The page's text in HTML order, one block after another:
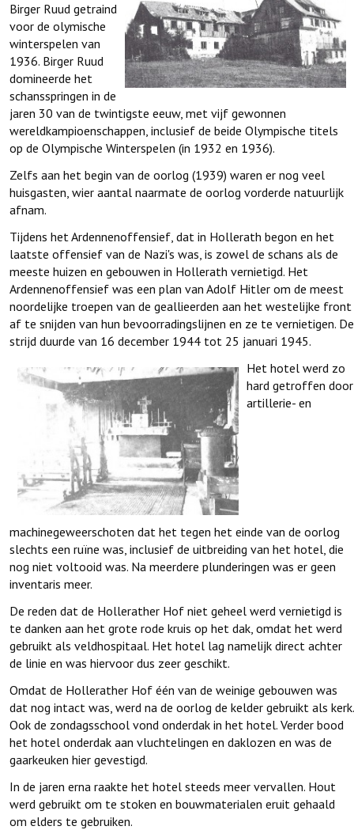
Birger Ruud getraind
voor de olymische
winterspelen van
1936. Birger Ruud
domineerde het
schansspringen in de
jaren 30 van de twintigste eeuw, met vijf gewonnen
wereldkampioenschappen, inclusief de beide Olympische titels
op de Olympische Winterspelen (in 1932 en 1936).
Zelfs aan het begin van de oorlog (1939) waren er nog veel
huisgasten, wier aantal naarmate de oorlog vorderde natuurlijk
afnam.
Tijdens het Ardennenoffensief, dat in Hollerath begon en het
laatste offensief van de Nazi's was, is zowel de schans als de
meeste huizen en gebouwen in Hollerath vernietigd. Het
Ardennenoffensief was een plan van Adolf Hitler om de meest
noordelijke troepen van de geallieerden aan het westelijke front
af te snijden van hun bevoorradingslijnen en ze te vernietigen. De
strijd duurde van 16 december 1944 tot 25 januari 1945.
Het hotel werd zo
hard getroffen door
artillerie- en
machinegeweerschoten dat het tegen het einde van de oorlog
slechts een ruïne was, inclusief de uitbreiding van het hotel, die
nog niet voltooid was. Na meerdere plunderingen was er geen
inventaris meer.
De reden dat de Hollerather Hof niet geheel werd vernietigd is
te danken aan het grote rode kruis op het dak, omdat het werd
gebruikt als veldhospitaal. Het hotel lag namelijk direct achter
de linie en was hiervoor dus zeer geschikt.
Omdat de Hollerather Hof één van de weinige gebouwen was
dat nog intact was, werd na de oorlog de kelder gebruikt als kerk.
Ook de zondagsschool vond onderdak in het hotel. Verder bood
het hotel onderdak aan vluchtelingen en daklozen en was de
gaarkeuken hier gevestigd.
In de jaren erna raakte het hotel steeds meer vervallen. Hout
werd gebruikt om te stoken en bouwmaterialen eruit gehaald
om elders te gebruiken.